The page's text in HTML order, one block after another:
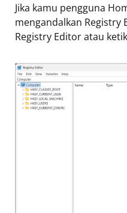
Jika kamu pengguna
mengandalkan Registry
Registry Editor atau ketik